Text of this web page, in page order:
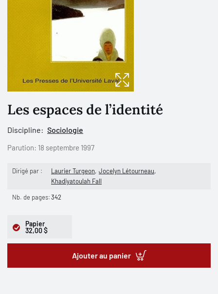
Les espaces de l’identité
Discipline: Sociologie
Parution: 18 septembre 1997
Dirigé par : Laurier Turgeon Jocelyn Létourneau
Khadiyatoulah Fall
Nb. de pages:342
Papier
32,00 $
Ajouter au panier